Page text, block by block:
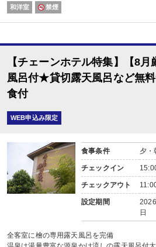
和洋室 禁煙
【チェーンホテル特集】【8
風呂付★貸切露天風呂など無
食付
WEB申込み限定
食事条件 夕・
チェックイン
チェックアウト
設定期間
日
全客室に檜の専用露天風呂を完備